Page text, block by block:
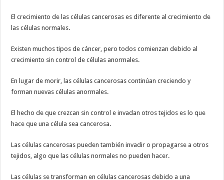
El crecimiento de las células cancerosas es diferente al crecimiento de
las células normales.
Existen muchos tipos de cáncer, pero todos comienzan debido al
crecimiento sin control de células anormales.
En lugar de morir, las células cancerosas continúan creciendo y
forman nuevas células anormales.
El hecho de que crezcan sin control e invadan otros tejidos es lo que
hace que una célula sea cancerosa.
Las células cancerosas pueden también invadir o propagarse a otros
tejidos, algo que las células normales no pueden hacer.
Las células se transforman en células cancerosas debido a una